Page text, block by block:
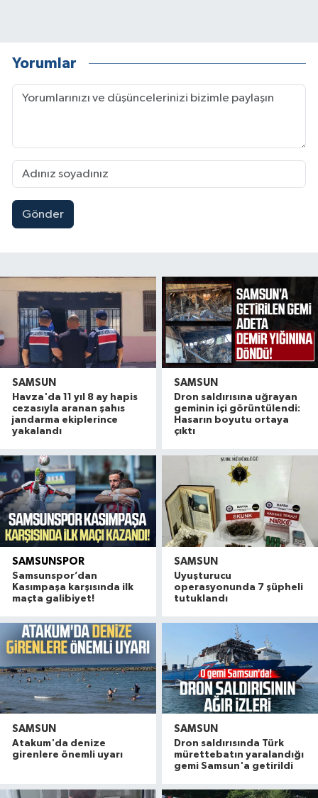
Yorumlar
Gönder
SAMSUN
Havza'da 11 yıl 8 ay hapis
cezasıyla aranan şahıs
jandarma ekiplerince
yakalandı
SAMSUN
Dron saldırısına uğrayan
geminin içi görüntülendi:
Hasarın boyutu ortaya
çıktı
SAMSUNSPOR
Samsunspor’dan
Kasımpaşa karşısında ilk
maçta galibiyet!
SAMSUN
Uyuşturucu
operasyonunda 7 şüpheli
tutuklandı
SAMSUN
Atakum'da denize
girenlere önemli uyarı
SAMSUN
Dron saldırısında Türk
mürettebatın yaralandığı
gemi Samsun'a getirildi